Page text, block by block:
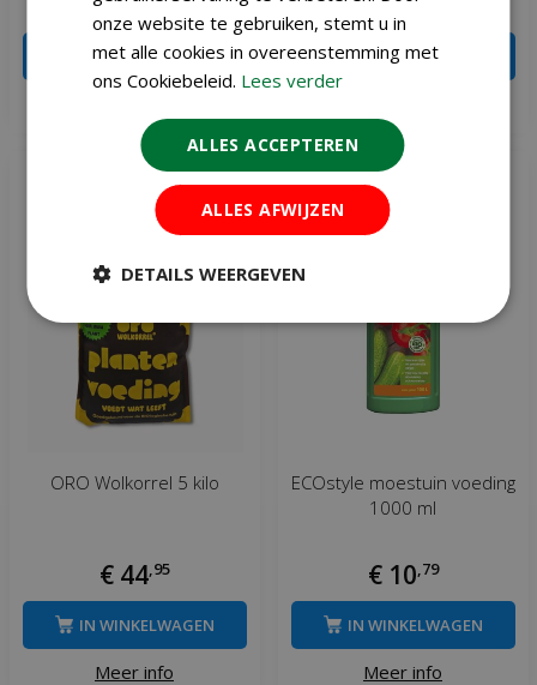
IN WINKELWAGEN IN WINKELWAGEN
ORO Wolkorrel 5 kilo
€ 44 95
Meer info
IN WINKELWAGEN
ECOstyle moestuin voeding
1000 ml
€ 10 79
Meer info
IN WINKELWAGEN
onze website te gebruiken, stemt u in
met alle cookies in overeenstemming met
ons Cookiebeleid. Lees verder
ALLES ACCEPTEREN
ALLES AFWIJZEN
DETAILS WEERGEVEN